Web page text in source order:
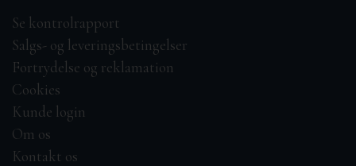
Se kontrolrapport
Salgs- og leveringsbetingelser
Fortrydelse og reklamation
Cookies
Kunde login
Om os
Kontakt os